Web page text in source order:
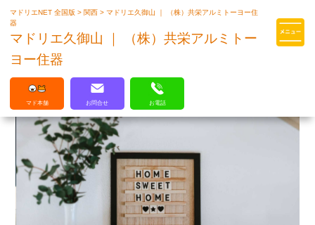
マドリエはLIXILの厳しい基準を
マドリエNET 全国版> 関西>マドリエ久御山 ｜ （株）共栄アルミトーヨー住
器
マドリエ久御山 ｜ （株）共栄アルミトー
ヨー住器
マド本舗 お問合せ お電話